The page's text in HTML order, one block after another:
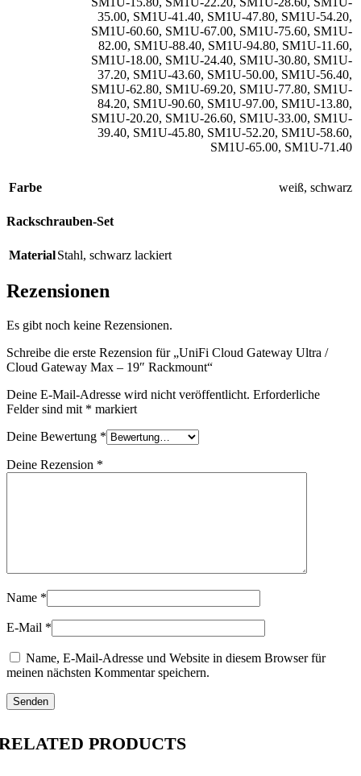
35.00, SM1U-41.40, SM1U-47.80, SM1U-54.20,
SM1U-60.60, SM1U-67.00, SM1U-75.60, SM1U-
82.00, SM1U-88.40, SM1U-94.80, SM1U-11.60,
SM1U-18.00, SM1U-24.40, SM1U-30.80, SM1U-
37.20, SM1U-43.60, SM1U-50.00, SM1U-56.40,
SM1U-62.80, SM1U-69.20, SM1U-77.80, SM1U-
84.20, SM1U-90.60, SM1U-97.00, SM1U-13.80,
SM1U-20.20, SM1U-26.60, SM1U-33.00, SM1U-
39.40, SM1U-45.80, SM1U-52.20, SM1U-58.60,
SM1U-65.00, SM1U-71.40
Farbe weiß, schwarz
Rackschrauben-Set
MaterialStahl, schwarz lackiert
Rezensionen
Es gibt noch keine Rezensionen.
Schreibe die erste Rezension für „UniFi Cloud Gateway Ultra /
Cloud Gateway Max – 19″ Rackmount“
Deine E-Mail-Adresse wird nicht veröffentlicht. Erforderliche
Felder sind mit * markiert
Deine Bewertung *
Deine Rezension *
Name *
E-Mail *
Name, E-Mail-Adresse und Website in diesem Browser für
meinen nächsten Kommentar speichern.
PRODUCTS